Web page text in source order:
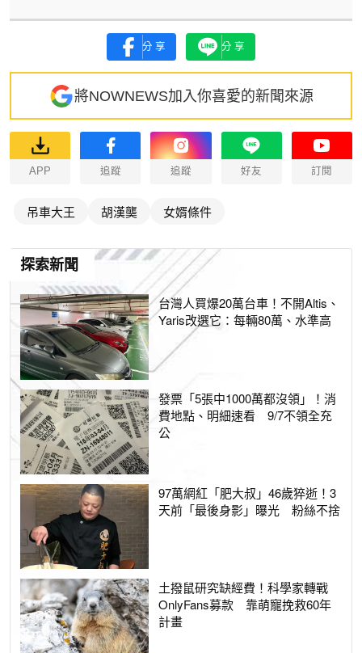
分享 分享
將NOWNEWS加入你喜愛的新聞來源
APP 追蹤 追蹤 好友 訂閱
吊車大王 胡漢龑 女婿條件
探索新聞
台灣人買爆20萬台車！不開Altis、
Yaris改選它：每輛80萬、水準高
發票「5張中1000萬都沒領」！消
費地點、明細速看 9/7不領全充
公
97萬網紅「肥大叔」46歲猝逝！3
天前「最後身影」曝光 粉絲不捨
土撥鼠研究缺經費！科學家轉戰
OnlyFans募款 靠萌寵挽救60年
計畫